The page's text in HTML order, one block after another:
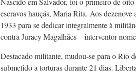
escravos hauçás, Maria Rita. Aos
1933 para se dedicar integralmente à
contra Juracy Magalhães – interventor
Destacado militante, mudou-se para o Rio
submetido a torturas durante 21 dias.